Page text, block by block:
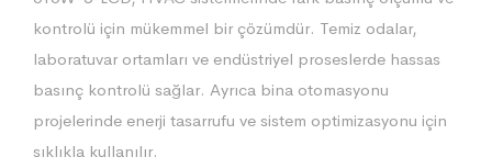
kontrolü için mükemmel bir çözümdür. Temiz odalar,
laboratuvar ortamları ve endüstriyel proseslerde hassas
basınç kontrolü sağlar. Ayrıca bina otomasyonu
projelerinde enerji tasarrufu ve sistem optimizasyonu için
sıklıkla kullanılır.